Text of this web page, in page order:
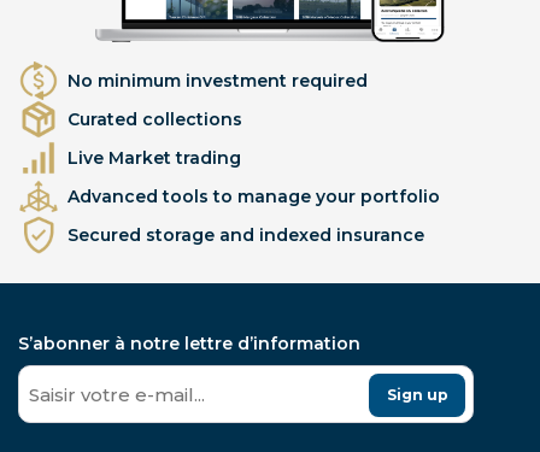
No minimum investment required
Curated collections
Live Market trading
Advanced tools to manage your portfolio
Secured storage and indexed insurance
S’abonner à notre lettre d’information
Sign up